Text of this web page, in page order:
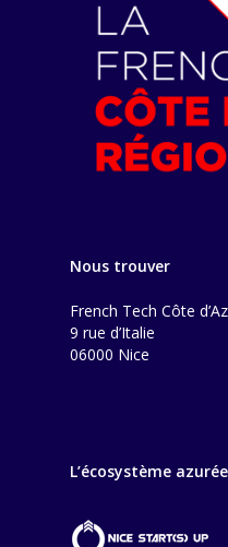
Nous trouver
French Tech Côte
9 rue d’Italie
06000 Nice
L’écosystème